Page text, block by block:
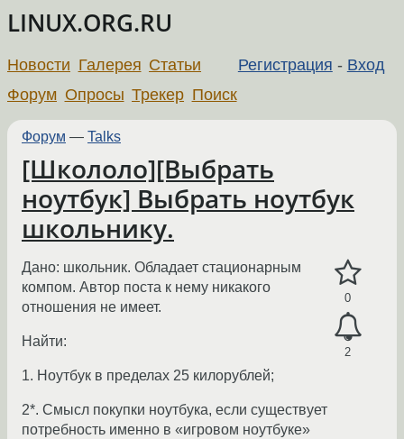
LINUX.ORG.RU
Регистрация - Вход
Новости Галерея Статьи
Форум Опросы Трекер Поиск
Форум — Talks
[Школоло][Выбрать
ноутбук] Выбрать ноутбук
школьнику.
0
2
Дано: школьник. Обладает стационарным
компом. Автор поста к нему никакого
отношения не имеет.
Найти:
1. Ноутбук в пределах 25 килорублей;
2*. Смысл покупки ноутбука, если существует
потребность именно в «игровом ноутбуке»